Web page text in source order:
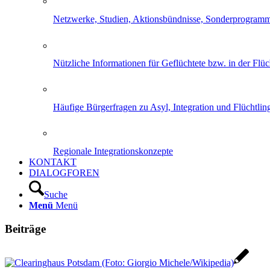
Netzwerke, Studien, Aktionsbündnisse,
Nützliche Informationen für Geflüchtete bzw. in der
Häufige Bürgerfragen zu Asyl, Integration und
Regionale Integrationskonzepte
KONTAKT
DIALOGFOREN
Suche
Menü Menü
Beiträge